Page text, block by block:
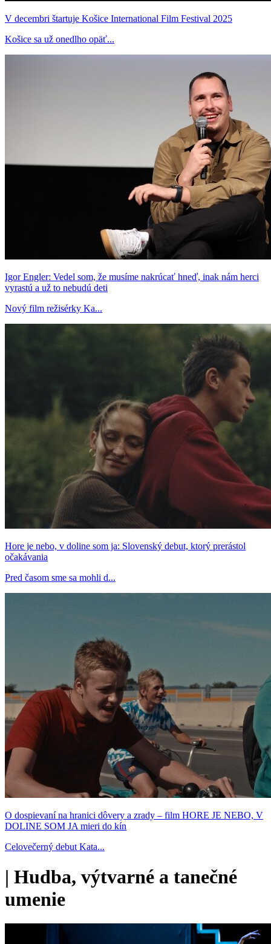
V decembri štartuje Košice International Film Festival 2025
Košice sa už onedlho opäť...
Igor Engler: Vedel som, že musíme nakrúcať hneď, inak nám herci
vyrastú a už to nebudú deti
Nový film režisérky Ka...
Hore je nebo, v doline som ja: Slovenský debut, ktorý prerástol
očakávania
Pred časom sme sa mohli d...
O dospievaní na hranici dôvery a zrady – film HORE JE NEBO, V
DOLINE SOM JA mieri do kín
Celovečerný debut Kata...
| Hudba, výtvarné a tanečné
umenie